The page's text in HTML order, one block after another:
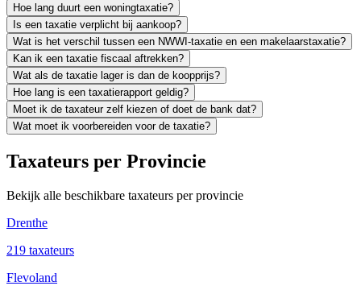
Hoe lang duurt een woningtaxatie?
Is een taxatie verplicht bij aankoop?
Wat is het verschil tussen een NWWI-taxatie en een makelaarstaxatie?
Kan ik een taxatie fiscaal aftrekken?
Wat als de taxatie lager is dan de koopprijs?
Hoe lang is een taxatierapport geldig?
Moet ik de taxateur zelf kiezen of doet de bank dat?
Wat moet ik voorbereiden voor de taxatie?
Taxateurs per Provincie
Bekijk alle beschikbare taxateurs per provincie
Drenthe
219 taxateurs
Flevoland